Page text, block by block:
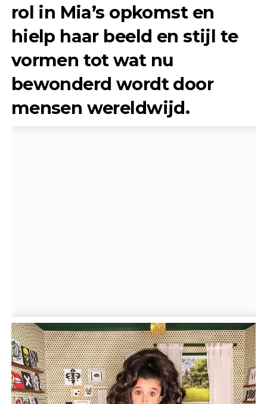
rol in Mia’s opkomst en
hielp haar beeld en stijl te
vormen tot wat nu
bewonderd wordt door
mensen wereldwijd.